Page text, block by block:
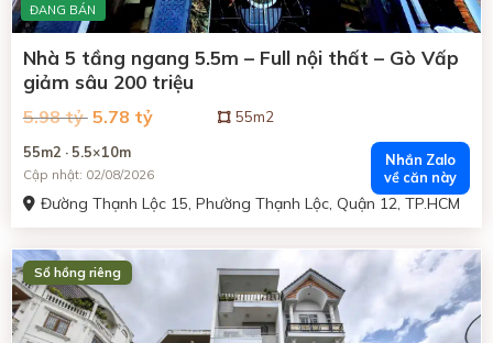
ĐANG BÁN
Nhà 5 tầng ngang 5.5m – Full nội thất – Gò Vấp
giảm sâu 200 triệu
5.98 tỷ Giá
gốc
5.98
tỷ
đồng.
5.78 tỷGiá
5.78
tỷ
đồng.
55m2
55m2 · 5.5×10m
Cập nhật: 02/08/2026
Nhắn Zalo
về căn này
Đường Thạnh Lộc 15, Phường Thạnh Lộc, Quận 12, TP.HCM
Sổ hồng riêng
ĐANG BÁN